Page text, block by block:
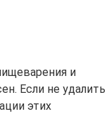
и
Если не удалить
этих